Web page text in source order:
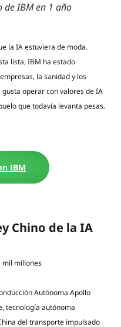
de IBM en 1 año
la IA estuviera de moda.
lista, IBM ha estado
la sanidad y los
operar con valores de IA
que todavía levanta pesas.
IBM
Chino de la IA
mil millones
Autónoma Apollo
tecnología autónoma
del transporte impulsado